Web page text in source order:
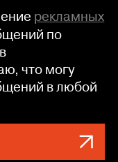
рекламных
по
что могу
в любой